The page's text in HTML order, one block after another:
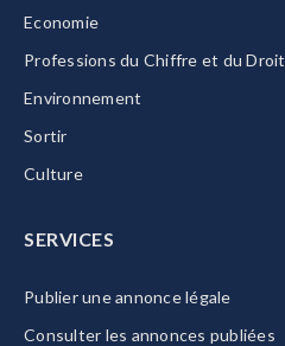
Economie
Professions du Chiffre et du Droit
Environnement
Sortir
Culture
SERVICES
Publier une annonce légale
Consulter les annonces publiées